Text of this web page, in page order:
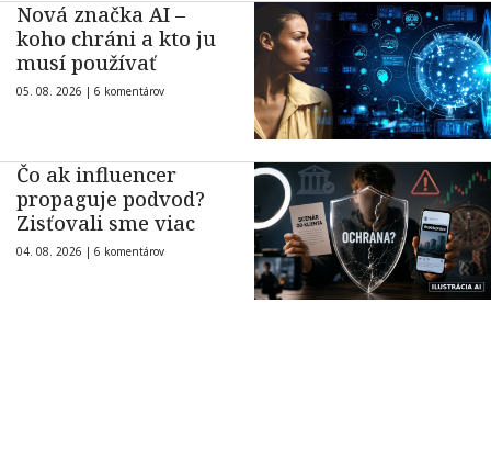
Nová značka AI –
koho chráni a kto ju
musí používať
05. 08. 2026 | 6 komentárov
Čo ak influencer
propaguje podvod?
Zisťovali sme viac
04. 08. 2026 | 6 komentárov